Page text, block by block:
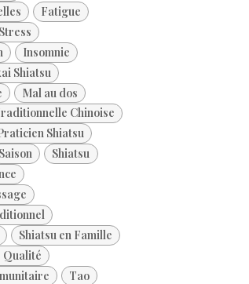
Fatigue
Insomnie
Shiatsu
Mal au dos
Chinoise
Shiatsu
Saison
Shiatsu
Shiatsu en Famille
Qualité
Tao